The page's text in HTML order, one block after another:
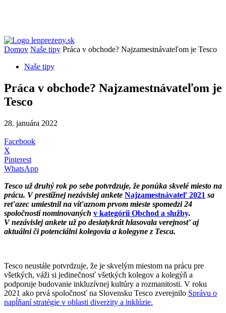
Domov Naše tipy Práca v obchode? Najzamestnávateľom je Tesco
Naše tipy
Práca v obchode? Najzamestnávateľom je
Tesco
28. januára 2022
Facebook
X
Pinterest
WhatsApp
Tesco už druhý rok po sebe potvrdzuje, že ponúka skvelé miesto na
prácu. V prestížnej nezávislej ankete Najzamestnávateľ 2021 sa
reťazec umiestnil na víťaznom prvom mieste spomedzi 24
spoločností nominovaných v kategórii Obchod a služby.
V nezávislej ankete už po desiatykrát hlasovala verejnosť aj
aktuálni či potenciálni kolegovia a kolegyne z Tesca.
Tesco neustále potvrdzuje, že je skvelým miestom na prácu pre
všetkých, váži si jedinečnosť všetkých kolegov a kolegýň a
podporuje budovanie inkluzívnej kultúry a rozmanitosti. V roku
2021 ako prvá spoločnosť na Slovensku Tesco zverejnilo Správu o
napĺňaní stratégie v oblasti diverzity a inklúzie.